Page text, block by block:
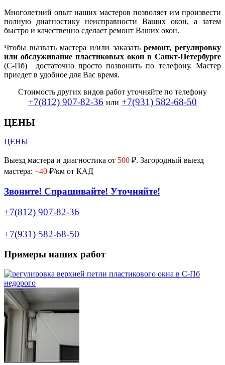
Многолетний опыт наших мастеров позволяет им произвести
полную диагностику неисправности Ваших окон, а затем
быстро и качественно сделает ремонт Ваших окон.
Чтобы вызвать мастера и/или заказатьремонт, регулировку
или обслуживание пластиковых окон в Санкт-Петербурге
(С-Пб) достаточно просто позвонить по телефону. Мастер
приедет в удобное для Вас время.
Стоимость других видов работ уточняйте по телефону
+7(812) 907-82-36 или +7(931) 582-68-50
ЦЕНЫ
ЦЕНЫ
Выезд мастера и диагностика от 500 ₽. Загородный выезд
мастера: +40 ₽/км от КАД
Звоните! Спрашивайте! Уточняйте!
+7(812) 907-82-36
+7(931) 582-68-50
Примеры наших работ